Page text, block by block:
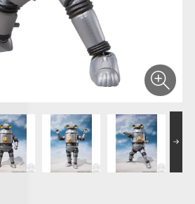
ポケットモンスター
サンリオキャラクタ
ーズ
SMPシリーズ キャラデコ